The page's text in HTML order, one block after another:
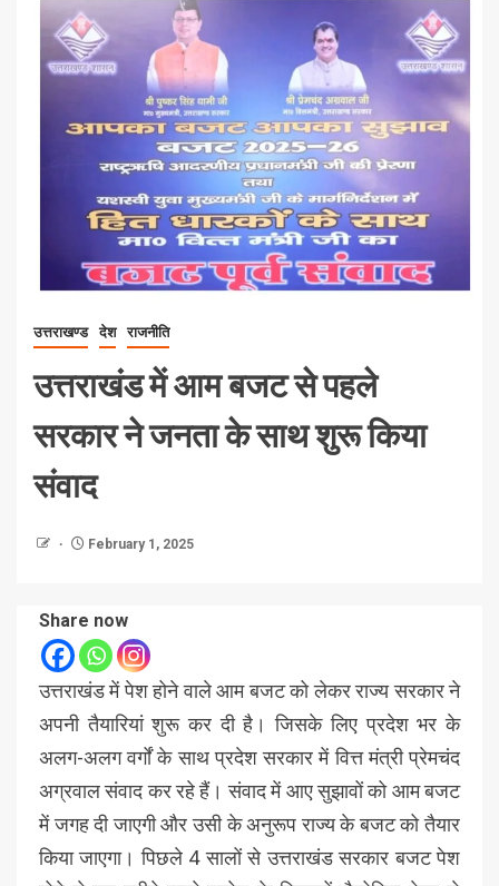
उत्तराखण्ड देश राजनीति
उत्तराखंड में आम बजट से पहले
सरकार ने जनता के साथ शुरू किया
संवाद
February 1, 2025
Share now
उत्तराखंड में पेश होने वाले आम बजट को लेकर राज्य सरकार ने
अपनी तैयारियां शुरू कर दी है। जिसके लिए प्रदेश भर के
अलग-अलग वर्गों के साथ प्रदेश सरकार में वित्त मंत्री प्रेमचंद
अग्रवाल संवाद कर रहे हैं। संवाद में आए सुझावों को आम बजट
में जगह दी जाएगी और उसी के अनुरूप राज्य के बजट को तैयार
किया जाएगा। पिछले 4 सालों से उत्तराखंड सरकार बजट पेश